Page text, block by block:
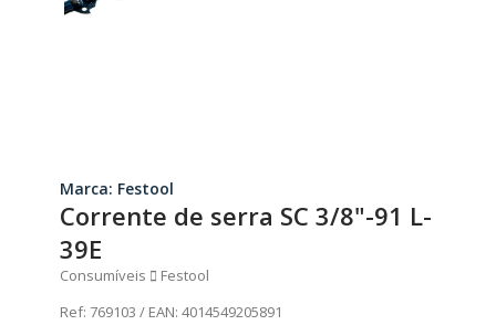
Marca: Festool
Corrente de serra SC 3/8"-91 L-
39E
Consumíveis
Festool
Ref: 769103 / EAN: 4014549205891